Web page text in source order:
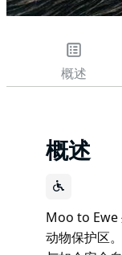
概述
概述
Moo to Ewe
动物保护区